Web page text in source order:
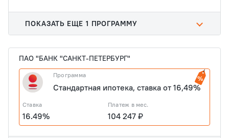
ПОКАЗАТЬ ЕЩЕ 1 ПРОГРАММУ
ПАО "БАНК "САНКТ-ПЕТЕРБУРГ"
Программа
Стандартная ипотека, ставка от 16,49%
Ставка
16.49%
Платеж в мес.
104 247 ₽